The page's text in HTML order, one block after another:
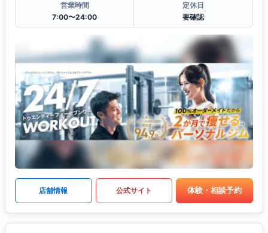
営業時間
7:00〜24:00
定休日
要確認
店舗情報 公式サイト 体験・相談予約